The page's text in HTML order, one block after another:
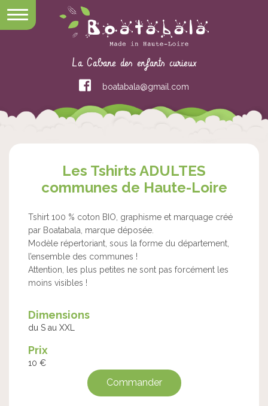
boatabala@gmail.com
La Cabane des enfants curieux
Les Tshirts ADULTES
communes de Haute-Loire
Tshirt 100 % coton BIO, graphisme et marquage créé
par Boatabala, marque déposée.
Modèle répertoriant, sous la forme du département,
l’ensemble des communes !
Attention, les plus petites ne sont pas forcément les
moins visibles !
Dimensions
du S au XXL
Prix
10 €
Commander